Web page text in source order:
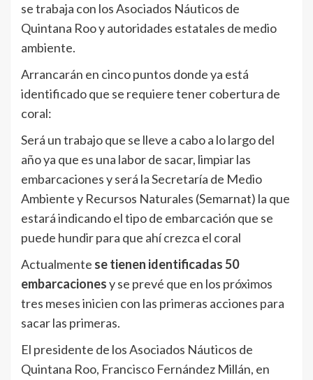
se trabaja con los Asociados Náuticos de
Quintana Roo y autoridades estatales de medio
ambiente.
Arrancarán en cinco puntos donde ya está
identificado que se requiere tener cobertura de
coral:
Será un trabajo que se lleve a cabo a lo largo del
año ya que es una labor de sacar, limpiar las
embarcaciones y será la Secretaría de Medio
Ambiente y Recursos Naturales (Semarnat) la que
estará indicando el tipo de embarcación que se
puede hundir para que ahí crezca el coral
Actualmente se tienen identificadas 50
embarcacionesy se prevé que en los próximos
tres meses inicien con las primeras acciones para
sacar las primeras.
El presidente de los Asociados Náuticos de
Quintana Roo, Francisco Fernández Millán, en